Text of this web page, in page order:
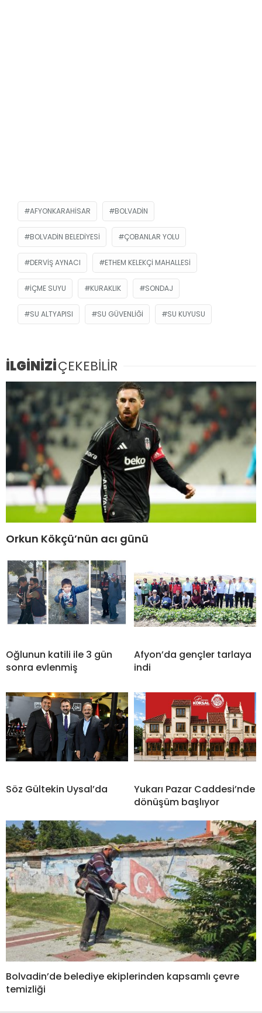
AFYONKARAHISAR BOLVADIN
BOLVADIN BELEDIYESI ÇOBANLAR YOLU
DERVIŞ AYNACI ETHEM KELEKÇI MAHALLESI
IÇME SUYU KURAKLIK SONDAJ
SU ALTYAPISI SU GÜVENLIĞI SU KUYUSU
İLGİNİZİÇEKEBİLİR
Orkun Kökçü’nün acı günü
Oğlunun katili ile 3 gün
sonra evlenmiş
Afyon’da gençler tarlaya
indi
Söz Gültekin Uysal’da
Yukarı Pazar Caddesi’nde
dönüşüm başlıyor
Bolvadin’de belediye ekiplerinden kapsamlı çevre
temizliği